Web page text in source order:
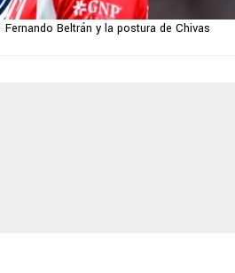
Fernando Beltrán y la postura de Chivas